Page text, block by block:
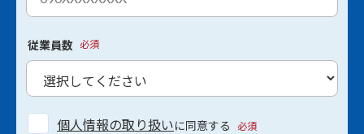
従業員数 必須
個人情報の取り扱いに同意する 必須